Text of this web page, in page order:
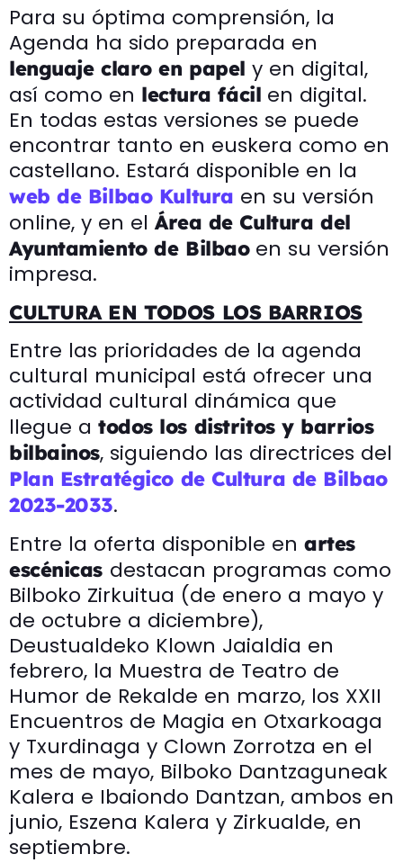
Para su óptima comprensión, la
Agenda ha sido preparada en
lenguaje claro en papel y en digital,
así como en lectura fácil en digital.
En todas estas versiones se puede
encontrar tanto en euskera como en
castellano. Estará disponible en la
web de Bilbao Kultura en su versión
online, y en el Área de Cultura del
Ayuntamiento de Bilbaoen su versión
impresa.
CULTURA EN TODOS LOS BARRIOS
Entre las prioridades de la agenda
cultural municipal está ofrecer una
actividad cultural dinámica que
llegue a todos los distritos y barrios
bilbainos, siguiendo las directrices del
Plan Estratégico de Cultura de Bilbao
2023-2033.
Entre la oferta disponible en artes
escénicas destacan programas como
Bilboko Zirkuitua (de enero a mayo y
de octubre a diciembre),
Deustualdeko Klown Jaialdia en
febrero, la Muestra de Teatro de
Humor de Rekalde en marzo, los XXII
Encuentros de Magia en Otxarkoaga
y Txurdinaga y Clown Zorrotza en el
mes de mayo, Bilboko Dantzaguneak
Kalera e Ibaiondo Dantzan, ambos en
junio, Eszena Kalera y Zirkualde, en
septiembre.